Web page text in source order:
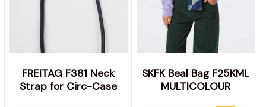
FREITAG F381 Neck
Strap for Circ-Case
SKFK Beal Bag F25KML
MULTICOLOUR